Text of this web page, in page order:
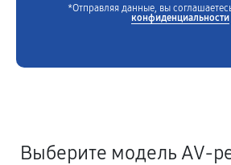
*Отправляя данные, вы
конфиденциальности
Выберите модель AV-